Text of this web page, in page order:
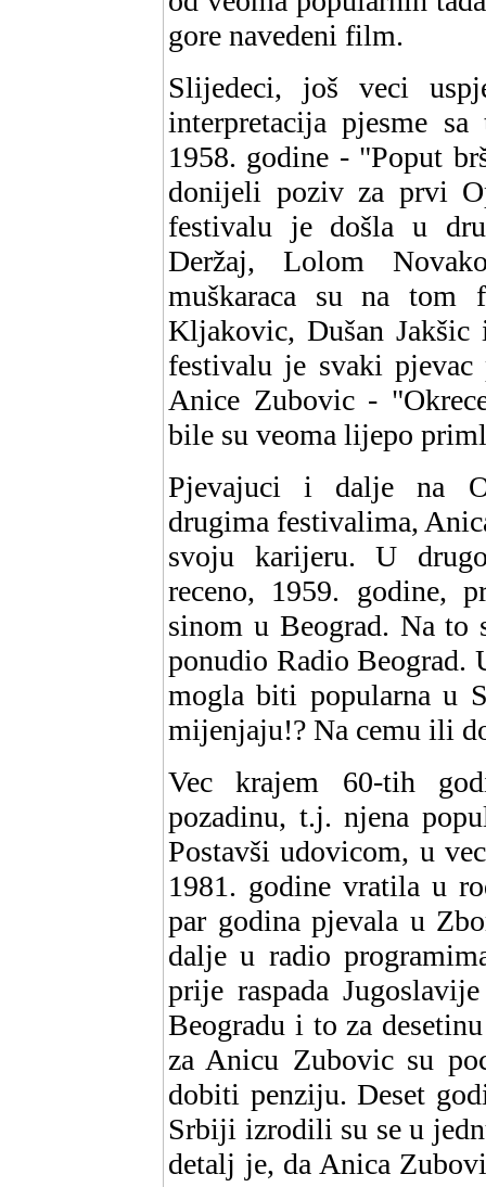
gore navedeni film.
Slijedeci, još veci
interpretacija pjesme
1958. godine - "Poput
donijeli poziv za prvi
festivalu je došla u
Deržaj, Lolom
muškaraca su na tom
Kljakovic, Dušan
festivalu je svaki pjevac
Anice Zubovic -
bile su veoma lijepo
Pjevajuci i dalje na
drugima festivalima,
svoju karijeru. U
receno, 1959. godine,
sinom u Beograd. Na
ponudio Radio Beograd.
mogla biti popularna u
mijenjaju!? Na cemu ili
Vec krajem 60-tih
pozadinu, t.j. njena
Postavši udovicom, u
1981. godine vratila u
par godina pjevala u
dalje u radio
prije raspada
Beogradu i to za
za Anicu Zubovic su
dobiti penziju. Deset
Srbiji izrodili su se u
detalj je, da Anica